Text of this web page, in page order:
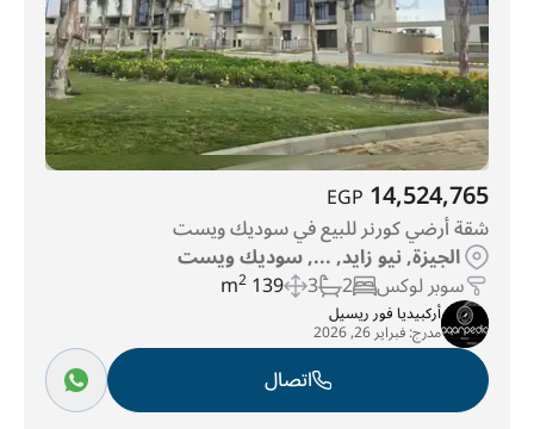
14,524,765
EGP
شقة أرضي كورنر للبيع في سوديك ويست
الجيزة, نيو زايد, ..., سوديك ويست
سوبر لوكس 2
3
139 m
2
أركبيديا فور ريسيل
مدرج:فبراير 26, 2026
اتصال